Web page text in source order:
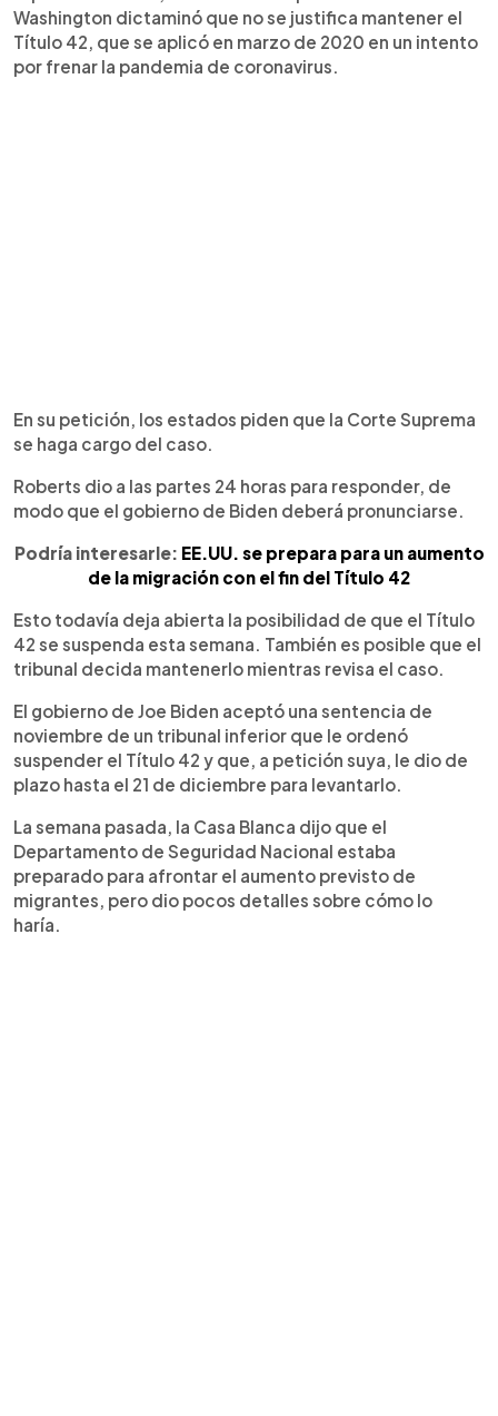
Washington dictaminó que no se justifica mantener el
Título 42, que se aplicó en marzo de 2020 en un intento
por frenar la pandemia de coronavirus.
En su petición, los estados piden que la Corte Suprema
se haga cargo del caso.
Roberts dio a las partes 24 horas para responder, de
modo que el gobierno de Biden deberá pronunciarse.
Podría interesarle: EE.UU. se prepara para un aumento
de la migración con el fin del Título 42
Esto todavía deja abierta la posibilidad de que el Título
42 se suspenda esta semana. También es posible que el
tribunal decida mantenerlo mientras revisa el caso.
El gobierno de Joe Biden aceptó una sentencia de
noviembre de un tribunal inferior que le ordenó
suspender el Título 42 y que, a petición suya, le dio de
plazo hasta el 21 de diciembre para levantarlo.
La semana pasada, la Casa Blanca dijo que el
Departamento de Seguridad Nacional estaba
preparado para afrontar el aumento previsto de
migrantes, pero dio pocos detalles sobre cómo lo
haría.